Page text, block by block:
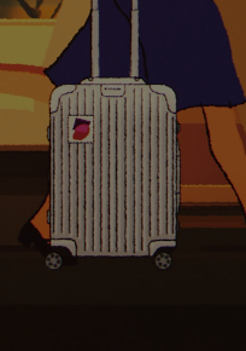
VEUILLEZ
CLIQUER
POUR
RÉACTIVER
LE
SON